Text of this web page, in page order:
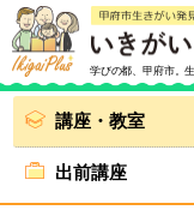
学びの都、甲府市。
講座・教室
出前講座